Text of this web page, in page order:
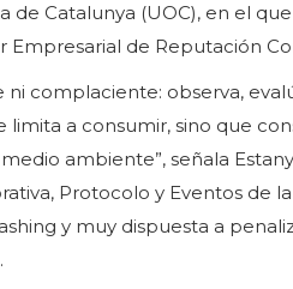
de Catalunya (UOC), en el
de Reputación
complaciente: observa,
a consumir, sino que
ambiente”, señala
Protocolo y Eventos de la
y muy dispuesta a